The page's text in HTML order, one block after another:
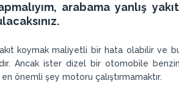
arabama yanlış
koymak maliyetli bir hata olabilir ve
Ancak ister dizel bir otomobile
önemli şey motoru çalıştırmamaktır.